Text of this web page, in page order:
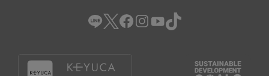
（5） その他、本規約または個別規定に違反した場合。